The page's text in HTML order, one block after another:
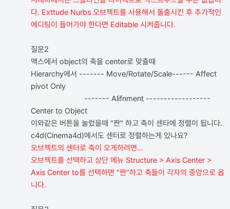
다. Exttude Nurbs 오브젝트를 사용해서 돌출시킨 후 추가적인
에디팅이 들어가야 한다면 Editable 시켜줍니다.
질문2
맥스에서 object의 축을 center로 맞출때
Hierarchy에서 ------- Move/Rotate/Scale------ Affect
pivot Only
------- Alifnment ------------------
Center to Object
이와같은 버튼을 눌렀을때 "짠" 하고 축이 센타에 정렬이 됩니다.
c4d(Cinema4d)에서도 센터로 정렬하는게 있나요?
오브젝트의 센터로 축이 오게하려면...
오브젝트를 선택하고 상단 메뉴 Structure > Axis Center >
Axis Center to를 선택하면 "짠"하고 축들이 각자의 중앙으로 옵
니다.